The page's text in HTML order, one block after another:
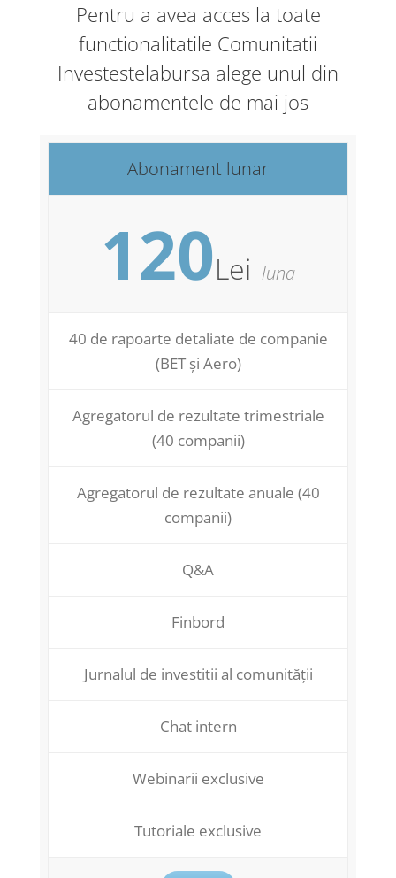
Pentru a avea acces la toate
functionalitatile Comunitatii
Investestelabursa alege unul din
abonamentele de mai jos
Abonament lunar
120Lei luna
40 de rapoarte detaliate de companie
(BET și Aero)
Agregatorul de rezultate trimestriale
(40 companii)
Agregatorul de rezultate anuale (40
companii)
Q&A
Finbord
Jurnalul de investitii al comunității
Chat intern
Webinarii exclusive
Tutoriale exclusive